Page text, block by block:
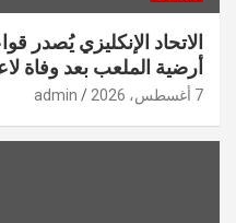
الاتحاد الإنكليزي يُصدر
أرضية الملعب بعد وفاة
7 أغسطس، 2026 admin